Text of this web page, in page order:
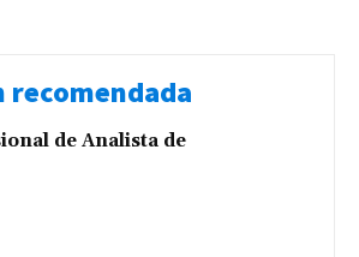
recomendada
de Analista de